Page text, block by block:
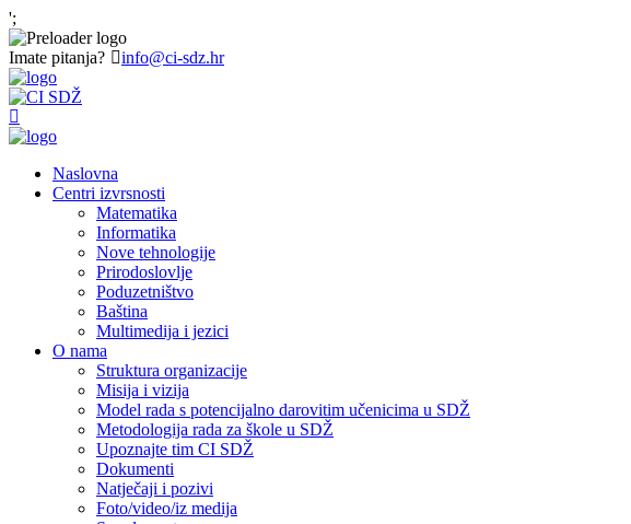
';
Imate pitanja? info@ci-sdz.hr
Naslovna
Centri izvrsnosti
Matematika
Informatika
Nove tehnologije
Prirodoslovlje
Poduzetništvo
Baština
Multimedija i jezici
O nama
Struktura organizacije
Misija i vizija
Model rada s potencijalno darovitim učenicima u SDŽ
Metodologija rada za škole u SDŽ
Upoznajte tim CI SDŽ
Dokumenti
Natječaji i pozivi
Foto/video/iz medija